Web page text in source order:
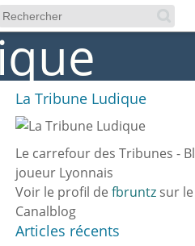
La Tribune Ludique
Le carrefour des Tribunes -
joueur Lyonnais
Voir le profil de fbruntz sur
Canalblog
Articles récents